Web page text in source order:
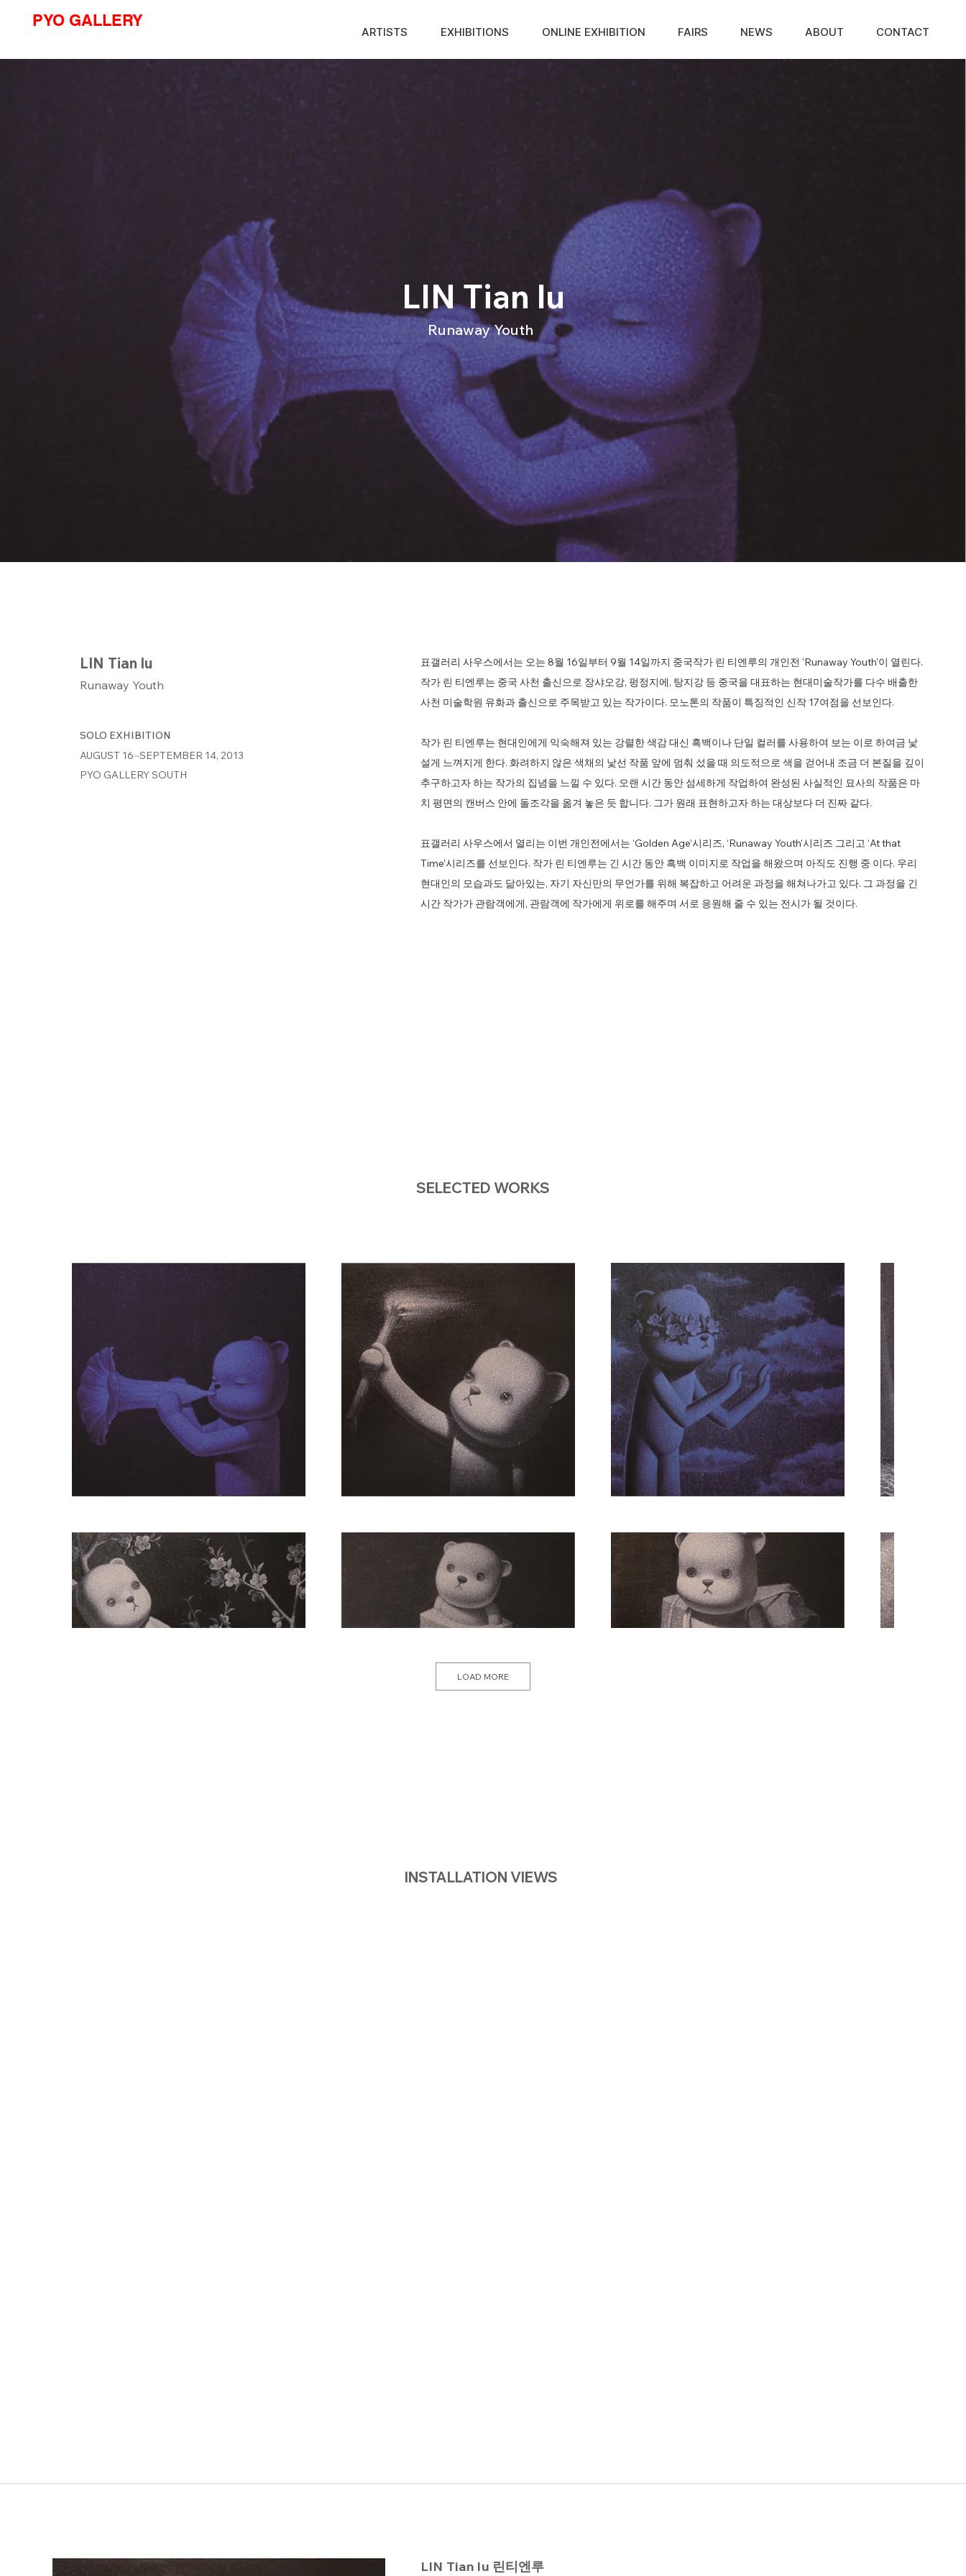
PYO GALLERY
ARTISTS EXHIBITIONS ONLINE EXHIBITION FAIRS NEWS ABOUT CONTACT
LIN Tian lu
Runaway Youth
LIN Tian lu
Runaway Youth
SOLO EXHIBITION
AUGUST 16⏤SEPTEMBER 14, 2013
PYO GALLERY SOUTH
표갤러리 사우스에서는 오는 8월 16일부터 9월 14일까지 중국작가 린 티엔루의 개인전 'Runaway Youth'이 열린다.
작가 린 티엔루는 중국 사천 출신으로 장샤오강, 펑정지에, 탕지강 등 중국을 대표하는 현대미술작가를 다수 배출한
사천 미술학원 유화과 출신으로 주목받고 있는 작가이다. 모노톤의 작품이 특징적인 신작 17여점을 선보인다.
​작가 린 티엔루는 현대인에게 익숙해져 있는 강렬한 색감 대신 흑백이나 단일 컬러를 사용하여 보는 이로 하여금 낯
설게 느껴지게 한다. 화려하지 않은 색채의 낯선 작품 앞에 멈춰 섰을 때 의도적으로 색을 걷어내 조금 더 본질을 깊이
추구하고자 하는 작가의 집념을 느낄 수 있다. 오랜 시간 동안 섬세하게 작업하여 완성된 사실적인 묘사의 작품은 마
치 평면의 캔버스 안에 돌조각을 옮겨 놓은 듯 합니다. 그가 원래 표현하고자 하는 대상보다 더 진짜 같다.
표갤러리 사우스에서 열리는 이번 개인전에서는 ‘Golden Age’시리즈, ‘Runaway Youth’시리즈 그리고 ‘At that
Time’시리즈를 선보인다. 작가 린 티엔루는 긴 시간 동안 흑백 이미지로 작업을 해왔으며 아직도 진행 중 이다. 우리
현대인의 모습과도 닮아있는, 자기 자신만의 무언가를 위해 복잡하고 어려운 과정을 해쳐나가고 있다. 그 과정을 긴
시간 작가가 관람객에게, 관람객에 작가에게 위로를 해주며 서로 응원해 줄 수 있는 전시가 될 것이다.
SELECTED WORKS
LOAD MORE
INSTALLATION VIEWS
LIN Tian lu 린티엔루